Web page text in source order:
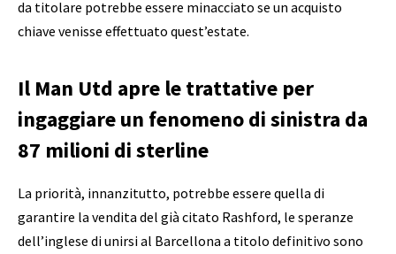
da titolare potrebbe essere minacciato se un acquisto
chiave venisse effettuato quest’estate.
Il Man Utd apre le trattative per
ingaggiare un fenomeno di sinistra da
87 milioni di sterline
La priorità, innanzitutto, potrebbe essere quella di
garantire la vendita del già citato Rashford, le speranze
dell’inglese di unirsi al Barcellona a titolo definitivo sono